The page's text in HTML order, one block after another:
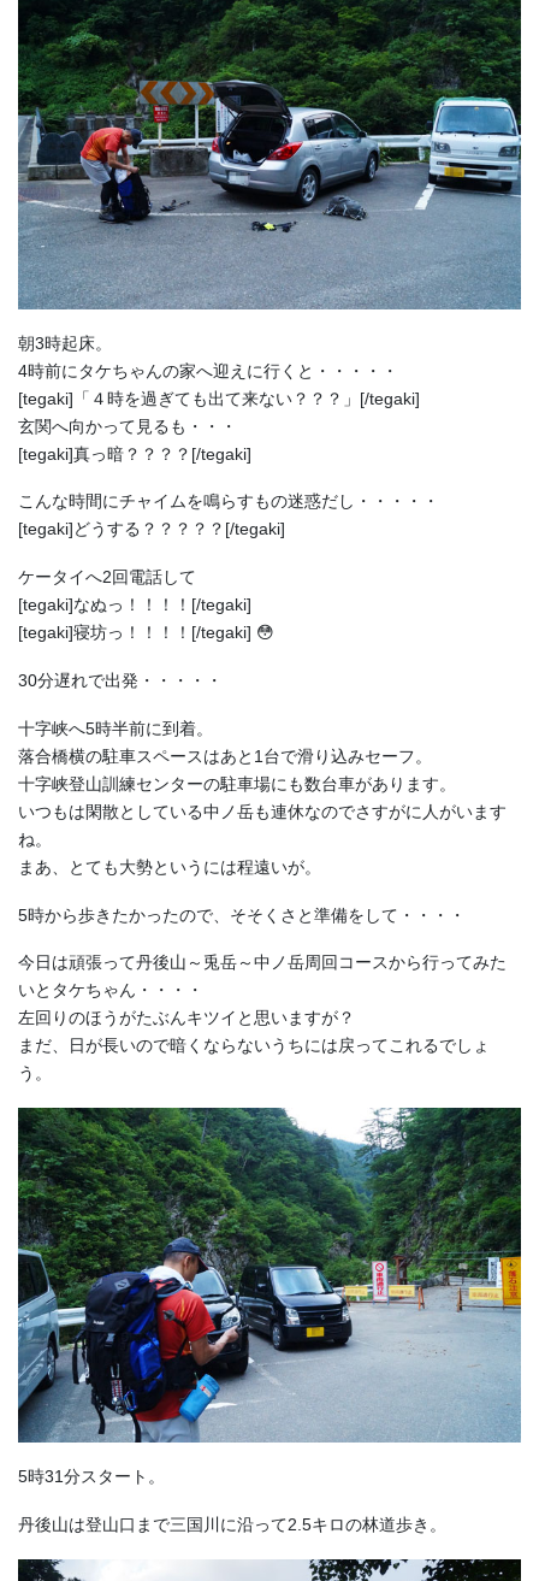
朝3時起床。
4時前にタケちゃんの家へ迎えに行くと・・・・・
[tegaki]「４時を過ぎても出て来ない？？？」[/tegaki]
玄関へ向かって見るも・・・
[tegaki]真っ暗？？？？[/tegaki]
こんな時間にチャイムを鳴らすもの迷惑だし・・・・・
[tegaki]どうする？？？？？[/tegaki]
ケータイへ2回電話して
[tegaki]なぬっ！！！！[/tegaki]
[tegaki]寝坊っ！！！！[/tegaki] 😳
30分遅れで出発・・・・・
十字峡へ5時半前に到着。
落合橋横の駐車スペースはあと1台で滑り込みセーフ。
十字峡登山訓練センターの駐車場にも数台車があります。
いつもは閑散としている中ノ岳も連休なのでさすがに人がいます
ね。
まあ、とても大勢というには程遠いが。
5時から歩きたかったので、そそくさと準備をして・・・・
今日は頑張って丹後山～兎岳～中ノ岳周回コースから行ってみた
いとタケちゃん・・・・
左回りのほうがたぶんキツイと思いますが？
まだ、日が長いので暗くならないうちには戻ってこれるでしょ
う。
5時31分スタート。
丹後山は登山口まで三国川に沿って2.5キロの林道歩き。